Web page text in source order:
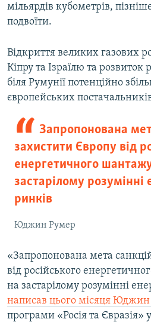
мільярдів кубометрів,
подвоїти.
Відкриття великих газових
Кіпру та Ізраїлю та
біля Румунії потенційно
європейських
Запропонована
захистити Європу від
енергетичного
застарілому розумінні
ринків
Юджин Румер
«Запропонована мета
від російського
на застарілому розумінні
написав цього місяця
програми «Росія та Євразія»